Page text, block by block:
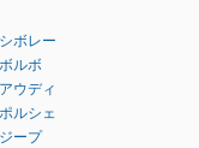
シボレー
ボルボ
アウディ
ポルシェ
ジープ